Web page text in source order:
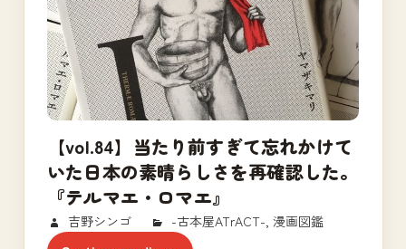
【vol.84】当たり前すぎて忘れかけて
いた日本の素晴らしさを再確認した。
『テルマエ・ロマエ』
2017/10/05
吉野シンゴ -古本屋ATrACT-,漫画図鑑